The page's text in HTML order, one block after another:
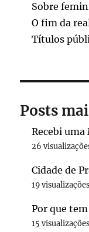
Sobre
O fim da
Títulos
Posts
Recebi
26
Cidade de
19 visualizações
Por que
15 visualizações